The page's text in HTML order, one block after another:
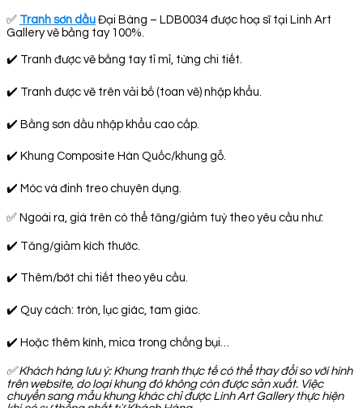
✅ Tranh sơn dầu Đại Bàng – LDB0034 được hoạ sĩ tại Linh Art
Gallery vẽ bằng tay 100%.
✔️ Tranh được vẽ bằng tay tỉ mỉ, từng chi tiết.
✔️ Tranh được vẽ trên vải bố (toan vẽ) nhập khẩu.
✔️ Bằng sơn dầu nhập khẩu cao cấp.
✔️ Khung Composite Hàn Quốc/khung gỗ.
✔️ Móc và đinh treo chuyên dụng.
✅ Ngoài ra, giá trên có thể tăng/giảm tuỳ theo yêu cầu như:
✔️ Tăng/giảm kích thước.
✔️ Thêm/bớt chi tiết theo yêu cầu.
✔️ Quy cách: tròn, lục giác, tam giác.
✔️ Hoặc thêm kính, mica trong chống bụi…
✅Khách hàng lưu ý: Khung tranh thực tế có thể thay đổi so với hình
trên website, do loại khung đó không còn được sản xuất. Việc
chuyển sang mẫu khung khác chỉ được Linh Art Gallery thực hiện